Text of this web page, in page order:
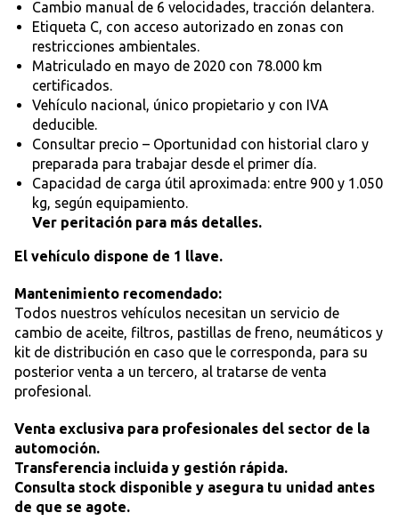
Cambio manual de 6 velocidades, tracción delantera.
Etiqueta C, con acceso autorizado en zonas con
restricciones ambientales.
Matriculado en mayo de 2020 con 78.000 km
certificados.
Vehículo nacional, único propietario y con IVA
deducible.
Consultar precio – Oportunidad con historial claro y
preparada para trabajar desde el primer día.
Capacidad de carga útil aproximada: entre 900 y 1.050
kg, según equipamiento.
Ver peritación para más detalles.
El vehículo dispone de 1 llave.
Mantenimiento recomendado:
Todos nuestros vehículos necesitan un servicio de
cambio de aceite, filtros, pastillas de freno, neumáticos y
kit de distribución en caso que le corresponda, para su
posterior venta a un tercero, al tratarse de venta
profesional.
Venta exclusiva para profesionales del sector de la
automoción.
Transferencia incluida y gestión rápida.
Consulta stock disponible y asegura tu unidad antes
de que se agote.